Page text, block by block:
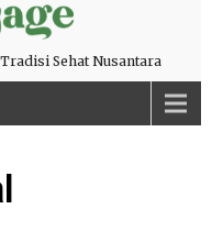
Sehat Nusantara